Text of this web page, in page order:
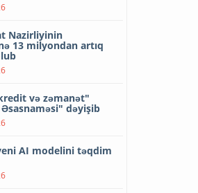
Nazirliyinin
13 milyondan artıq
və zəmanət"
dəyişib
AI modelini təqdim